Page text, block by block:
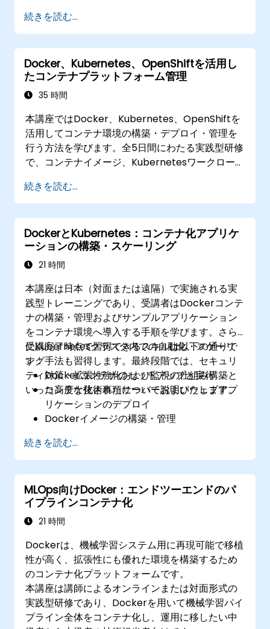
続きを読む...
Docker、Kubernetes、OpenShiftを活用し
たコンテナプラットフォーム管理
35 時間
本講座ではDocker、Kubernetes、OpenShiftを
活用してコンテナ環境の構築・デプロイ・管理を
行う方法を学びます。全5日間にわたる実践型研修
で、コンテナイメージ、Kubernetesワークロー
理、セキュリティ対策、監視手法および
OpenShift運用術までを扱います。受講者は現代
的なコンテナプラットフォームの運営能力ならび
に開発環境および本番環境におけるトラブル解決
スキルを習得します。
続きを読む...
DockerとKubernetes：コンテナ化アプリケ
ーションの構築・スケーリング
21 時間
本講座は日本（対面または遠隔）で実施される実
践型トレーニングであり、受講者はDockerコンテ
ナの構築・管理およびサンプルアプリケーション
をコンテナ環境へ導入する手順を学びます。さら
にKubernetesクラスタ内での自動化・スケーリ
ング手法も習得します。最終段階では、セキュリ
ティ対策・拡張性強化および監視の仕組み構築と
いった高度な技術事項について説明いたします。
受講完了時点で習得できるスキルは以下の通りで
す：
Dockerコンテナのセットアップと実行
コンテナ化されたサーバーおよびウェブアプ
リケーションのデプロイ
Dockerイメージの構築・管理
Kubernetesを活用した分散型ウェブアプリ
ケーションの運用・管理
Kubernetesクラスタの安全性確保・拡張性
向上・監視設定
続きを読む...
MLOps向けDocker：エンドツーエンドのパ
イプラインコンテナ化
21 時間
Dockerは、機械学習システム用に再現可能で移植
性が高く、拡張性にも優れた環境を構築するため
のコンテナ化プラットフォームです。
本講座は講師によるオンラインまたは対面形式の
実践型研修であり、Dockerを用いて機械学習パイ
プライン全体をコンテナ化し、運用に移したい中